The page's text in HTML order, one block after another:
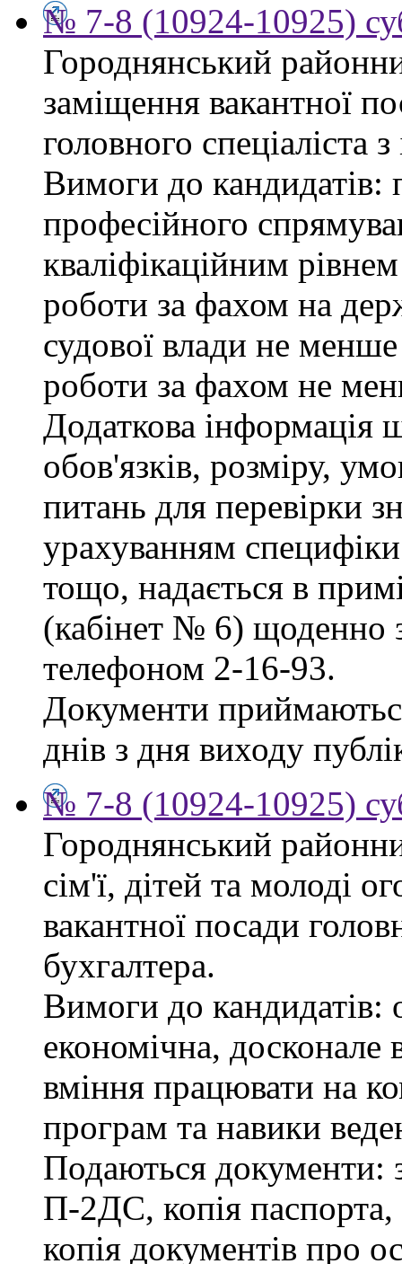
№ 7-8 (10924-10925)
Городнянський
заміщення вакантної
головного спеціаліста
Вимоги до кандидатів:
професійного
кваліфікаційним
роботи за фахом на
судової влади не
роботи за фахом не
Додаткова інформація
обов'язків, розміру,
питань для перевірки
урахуванням
тощо, надається в
(кабінет № 6) щоденно
телефоном 2-16-93.
Документи
днів з дня виходу
№ 7-8 (10924-10925)
Городнянський
сім'ї, дітей та молоді
вакантної посади
бухгалтера.
Вимоги до кандидатів:
економічна,
вміння працювати на
програм та навики
Подаються документи:
П-2ДС, копія
копія документів про